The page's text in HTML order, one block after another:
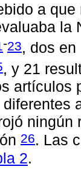
a
la
-23, dos
, y 21
artículos
26. Las
2.